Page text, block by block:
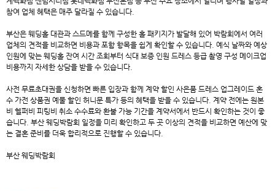
참여 업체 혜택은 매주 달라질 수 있습니다.
부산은 웨딩홀 대관과 스드메를 함께 구성한 홀 패키지가 발달해 있어 박람회에서 여러
업체의 견적을 비교하면 비용과 포함 항목을 쉽게 확인할 수 있습니다. 예식 날짜와 예상
인원에 맞는 웨딩홀 잔여 시간 조회부터 식대 보증 인원 드레스 등급 촬영 구성 메이크업
비용까지 자세한 상담을 받을 수 있습니다.
사전 무료초대권을 신청하면 빠른 입장과 함께 계약 할인 사은품 드레스 업그레이드 혼
수 가전 상품권 예물 할인 허니문 특가 등의 혜택을 받을 수 있습니다. 계약 전에는 원본
비 헬퍼비 피팅비 취소 수수료와 환불 가능 기간을 계약서에서 반드시 확인하는 것이 좋
습니다. 부산 웨딩박람회 일정을 미리 확인하고 두 곳 이상의 견적을 비교하면 예산에 맞
는 결혼 준비를 더욱 합리적으로 진행할 수 있습니다.
부산 웨딩박람회